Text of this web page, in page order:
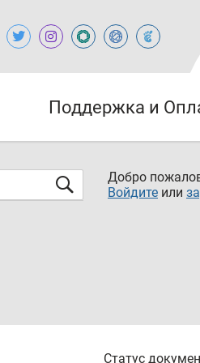
Поддержка и
Добро
Войдите или
Статус